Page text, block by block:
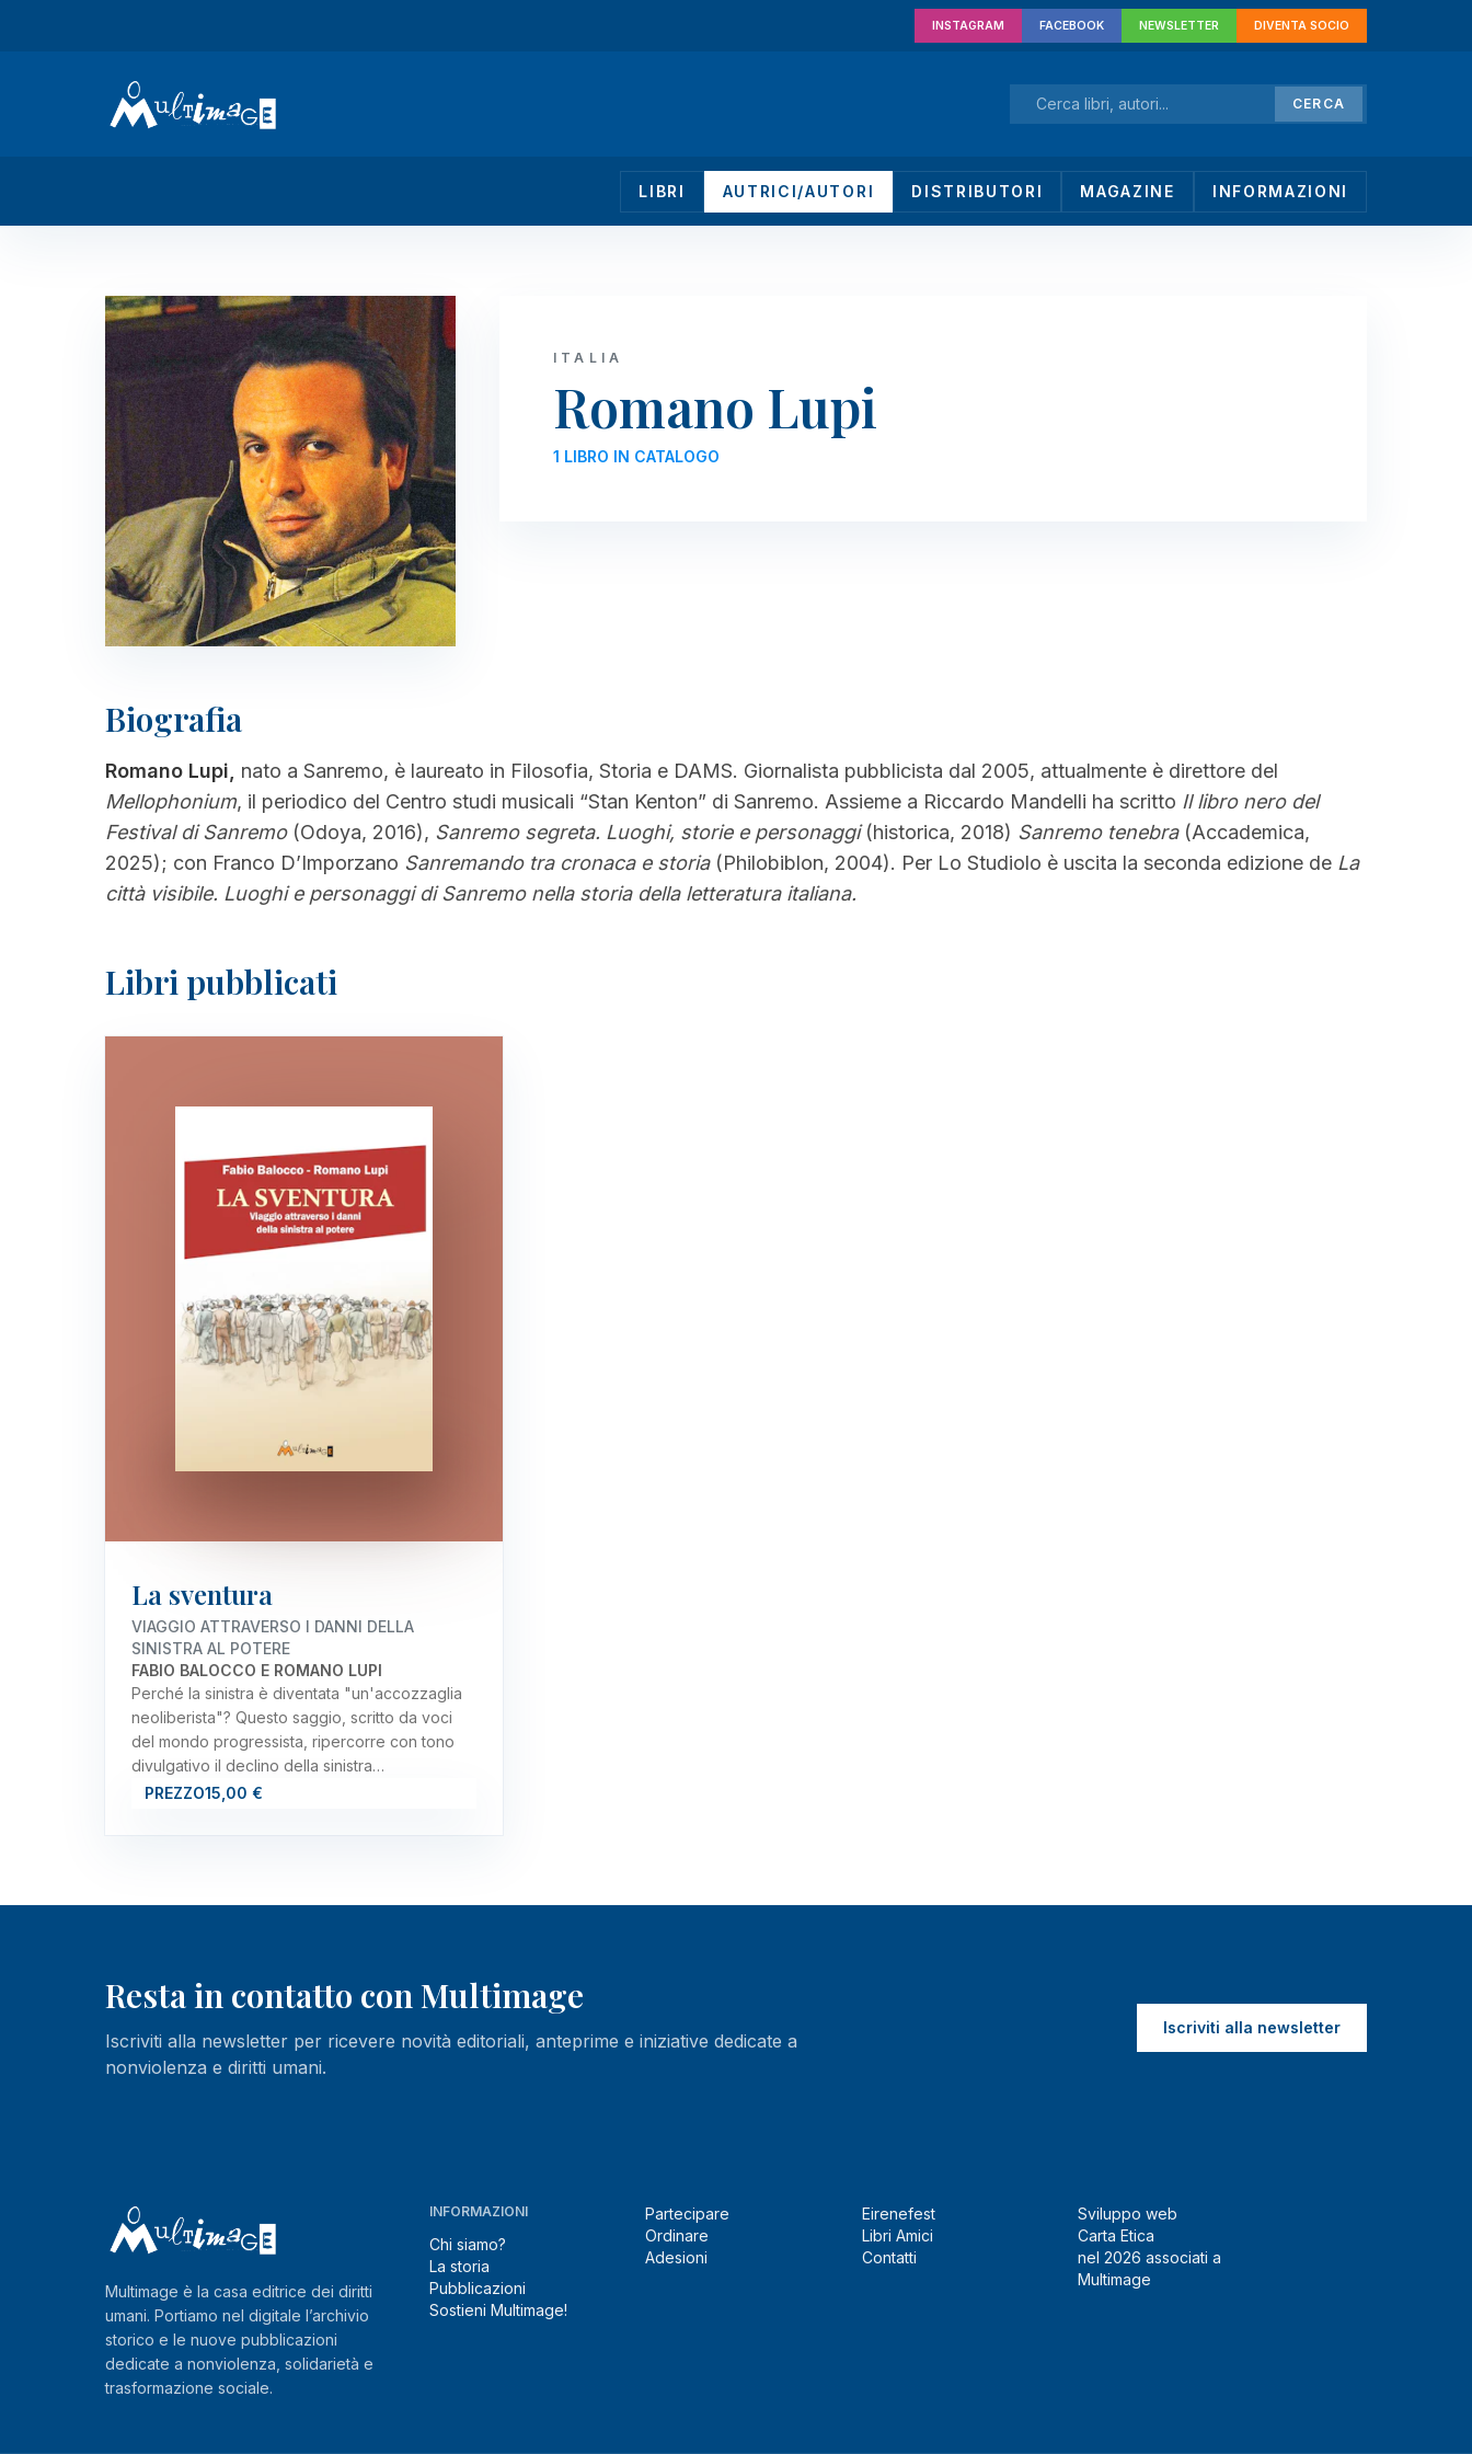
INSTAGRAM FACEBOOK NEWSLETTER DIVENTA SOCIO
CERCA
LIBRI AUTRICI/AUTORI DISTRIBUTORI MAGAZINE INFORMAZIONI
ITALIA
Romano Lupi
1 LIBRO IN CATALOGO
Biografia
Romano Lupi,
nato a Sanremo, è laureato in Filosofia, Storia e DAMS. Giornalista pubblicista dal 2005, attualmente è direttore del
Mellophonium, il periodico del Centro studi musicali “Stan Kenton” di Sanremo. Assieme a Riccardo Mandelli ha scritto Il libro nero del
Festival di Sanremo(Odoya, 2016), Sanremo segreta. Luoghi, storie e personaggi(historica, 2018) Sanremo tenebra (Accademica,
2025); con Franco D’Imporzano Sanremando tra cronaca e storia (Philobiblon, 2004). Per Lo Studiolo è uscita la seconda edizione de La
città visibile. Luoghi e personaggi di Sanremo nella storia della letteratura italiana.
Libri pubblicati
La sventura
VIAGGIO ATTRAVERSO I DANNI DELLA
SINISTRA AL POTERE
FABIO BALOCCO E ROMANO LUPI
Perché la sinistra è diventata "un'accozzaglia
neoliberista"? Questo saggio, scritto da voci
del mondo progressista, ripercorre con tono
divulgativo il declino della sinistra…
PREZZO15,00 €
Resta in contatto con Multimage
Iscriviti alla newsletter per ricevere novità editoriali, anteprime e iniziative dedicate a
nonviolenza e diritti umani.
Iscriviti alla newsletter
Multimage è la casa editrice dei diritti
umani. Portiamo nel digitale l’archivio
storico e le nuove pubblicazioni
dedicate a nonviolenza, solidarietà e
trasformazione sociale.
INFORMAZIONI
Chi siamo?
La storia
Pubblicazioni
Sostieni Multimage!
Partecipare
Ordinare
Adesioni
Eirenefest
Libri Amici
Contatti
Sviluppo web
Carta Etica
nel 2026 associati a
Multimage